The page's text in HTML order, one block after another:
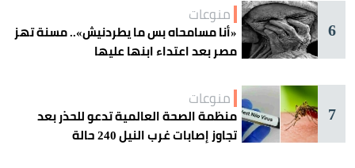
6
منوعات
«أنا مسامحاه بس ما يطردنيش».. مسنة تهز
مصر بعد اعتداء ابنها عليها
7
منوعات
منظمة الصحة العالمية تدعو للحذر بعد
تجاوز إصابات غرب النيل 240 حالة